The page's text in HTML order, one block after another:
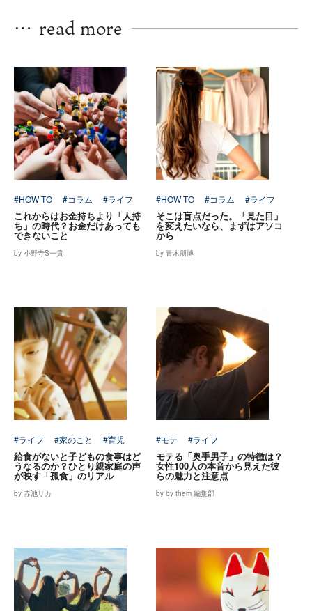
… read more
#HOW TO #コラム #ライフ
これからはお金持ちより「人持
ち」の時代？お金だけあっても
できないこと
by 小野寺S一貴
#HOW TO #コラム #ライフ
そこは盲点だった。「見た目」
を変えたいなら、まずはアソコ
から
by 青木朋博
#ライフ #家のこと #育児
給食がないと子どもの食事はど
うなるのか？ひとり親家庭の声
が映す「孤食」のリアル
by 赤池リカ
#モテ #ライフ
モテる「奥手男子」の特徴は？
女性100人の本音から見えた彼
らの魅力と注意点
by by them 編集部